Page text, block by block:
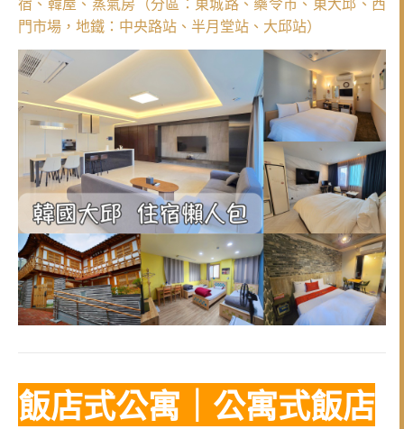
門市場，地鐵：中央路站、半月堂站、大邱站）
飯店式公寓｜公寓式飯店